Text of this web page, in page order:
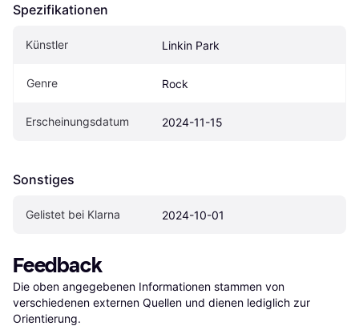
Spezifikationen
Künstler Linkin Park
Genre Rock
Erscheinungsdatum 2024-11-15
Sonstiges
Gelistet bei Klarna 2024-10-01
Feedback
Die oben angegebenen Informationen stammen von
verschiedenen externen Quellen und dienen lediglich zur
Orientierung.